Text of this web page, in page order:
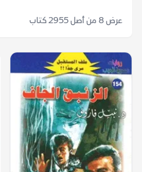
عرض 8 من أصل 2955 كتاب